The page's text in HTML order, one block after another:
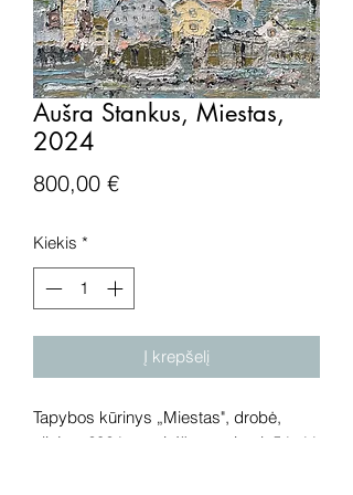
Aušra Stankus, Miestas,
2024
800,00 €Price
Kiekis *
Į krepšelį
Tapybos kūrinys „Miestas", drobė,
aliejus, 2024 metai. Išmatavimai: 54x44